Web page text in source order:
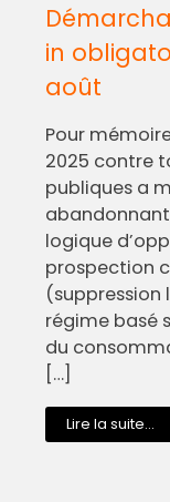
in
août
Pour
2025 contre
publiques a
logique
prospection
(suppression
régime basé
du
[…]
Lire la suite...